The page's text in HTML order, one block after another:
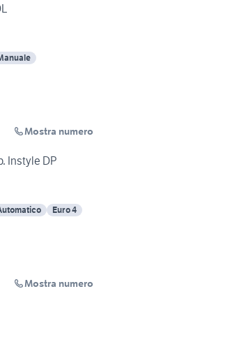
Mostra numero
Instyle DP
Euro 4
Mostra numero